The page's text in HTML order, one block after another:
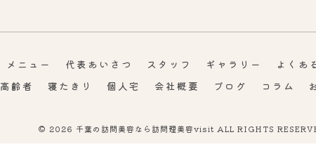
メニュー 代表あいさつ スタッフ ギャラリー よくあ
高齢者
寝たきり 個人宅 会社概要 ブログ コラム
© 2026 千葉の訪問美容なら訪問理美容visit ALL RIGHTS